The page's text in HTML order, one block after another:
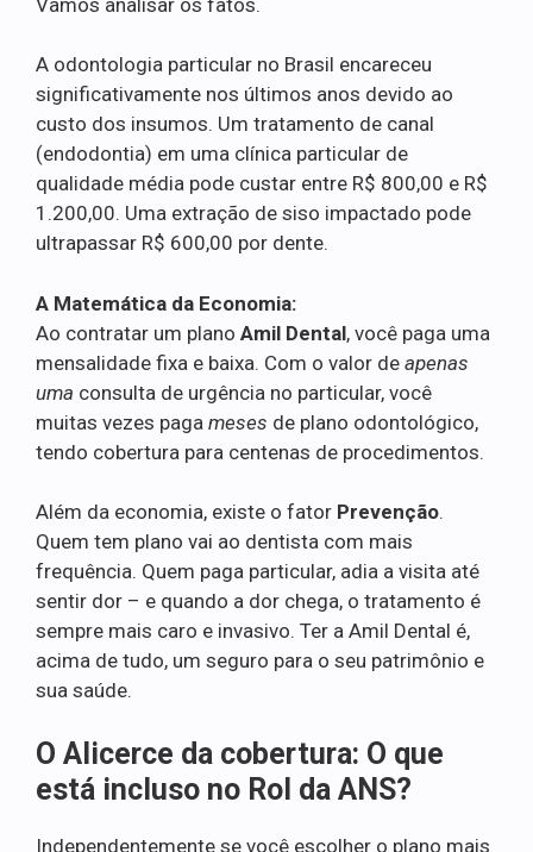
A odontologia particular no Brasil encareceu
significativamente nos últimos anos devido ao
custo dos insumos. Um tratamento de canal
(endodontia) em uma clínica particular de
qualidade média pode custar entre R$ 800,00 e R$
1.200,00. Uma extração de siso impactado pode
ultrapassar R$ 600,00 por dente.
A Matemática da Economia:
Ao contratar um plano Amil Dental, você paga uma
mensalidade fixa e baixa. Com o valor de apenas
uma consulta de urgência no particular, você
muitas vezes paga meses de plano odontológico,
tendo cobertura para centenas de procedimentos.
Além da economia, existe o fator Prevenção.
Quem tem plano vai ao dentista com mais
frequência. Quem paga particular, adia a visita até
sentir dor – e quando a dor chega, o tratamento é
sempre mais caro e invasivo. Ter a Amil Dental é,
acima de tudo, um seguro para o seu patrimônio e
sua saúde.
O Alicerce da cobertura: O que
está incluso no Rol da ANS?
Independentemente se você escolher o plano mais